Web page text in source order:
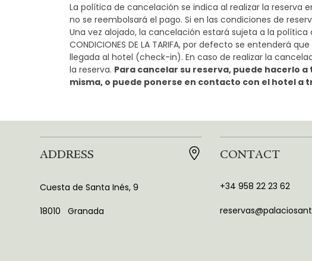
La política de cancelación se indica al realizar la reserva
no se reembolsará el pago. Si en las condiciones de
Una vez alojado, la cancelación estará sujeta a la
CONDICIONES DE LA TARIFA, por defecto se
llegada al hotel (check-in). En caso de realizar la
la reserva. Para cancelar su reserva, puede hacerlo
misma, o puede ponerse en contacto con el hotel a
ADDRESS
Cuesta de Santa Inés, 9
18010 Granada
CONTACT
+34 958 22 23 62